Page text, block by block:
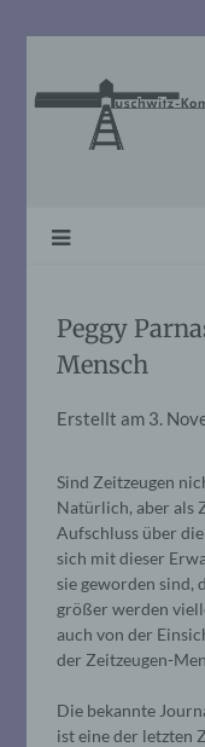
Peggy
Mensch
Erstellt am 3.
Sind Zeitzeugen
Natürlich, aber als
Aufschluss über die
sich mit dieser
sie geworden sind,
größer werden
auch von der
der Zeitzeugen-
Die bekannte
ist eine der letzten